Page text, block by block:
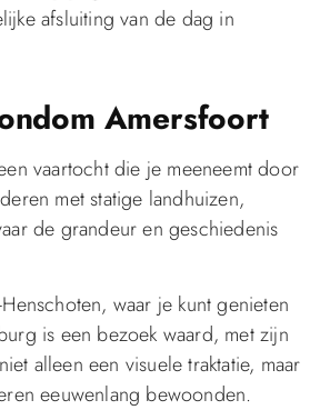
afsluiting van de dag in
Amersfoort
vaartocht die je meeneemt door
met statige landhuizen,
de grandeur en geschiedenis
waar je kunt genieten
is een bezoek waard, met zijn
alleen een visuele traktatie, maar
eeuwenlang bewoonden.